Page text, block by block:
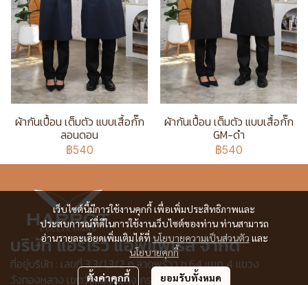
ผ้ากันเปื้อน เต็มตัว แบบเสื้อกั๊ก
ลอนดอน
฿540
ผ้ากันเปื้อน เต็มตัว แบบเสื้อกั๊ก
GM-ดำ
฿540
เว็บไซต์นี้มีการใช้งานคุกกี้ เพื่อเพิ่มประสิทธิภาพและ
ประสบการณ์ที่ดีในการใช้งานเว็บไซต์ของท่าน ท่านสามารถ
อ่านรายละเอียดเพิ่มเติมได้ที่ นโยบายความเป็นส่วนตัว และ
นโยบายคุกกี้
ตั้งค่าคุกกี้ ยอมรับทั้งหมด
บริษัท แอร์โรว์ แอพแพเรล จำกัด
ที่อยู่บริษัท : เลขที่ 3,3/1,3/2 ก.ลาดพร้าว ซ.64 แยก 4 แขวง
วังทองหลาง เขตวังทองหลาง กรุงเทพฯ 10310